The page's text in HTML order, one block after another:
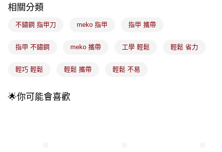
3.實際核准額度、可分期數及費用金額請依後續交易確認頁面所載為準。
4.訂單成立30分鐘內，如未前往確認交易或遇審核未通過，訂單將自動取
消。如遇「轉專審核」未通過狀況，表示未達大哥付你分期系統評分，恕無
1.分期款項不併入電信帳單，「大哥付你分期」於每月結算日後寄送繳費提
2.透過簡訊連結打開帳單後，可選擇「超商條碼／台灣大直營門市／銀行轉
【注意事項】
1.本服務係由「台灣大哥大股份有限公司」（以下簡稱本公司）所提供，讓
全家取貨付款
每筆NT$100，滿NT$899(含以上)免運費
7-11取貨付款
付款後7-11取貨
相關分類
不鏽鋼 指甲刀 meko 指甲 指甲 攜帶
指甲 不鏽鋼 meko 攜帶 工學 輕鬆 輕鬆 省力
輕巧 輕鬆 輕鬆 攜帶 輕鬆 不易
🌟你可能會喜歡